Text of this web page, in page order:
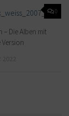
0
– Die Alben mit
Version